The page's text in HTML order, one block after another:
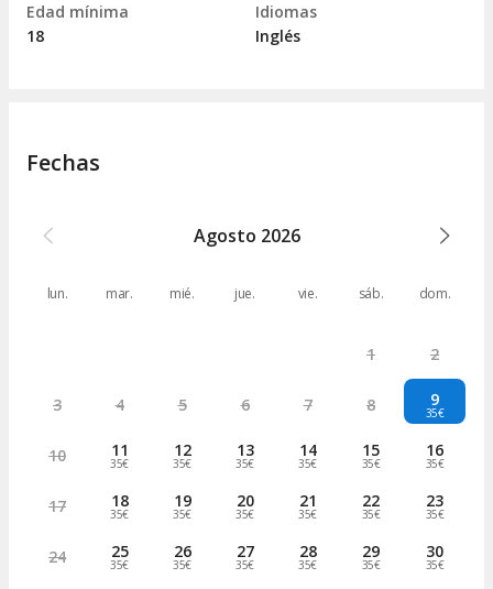
Edad mínima
18
Idiomas
Inglés
Fechas
Agosto 2026
lun. mar. mié. jue. vie. sáb. dom.
1 2
3 4 5 6 7 8 9
35€
10 11
35€
12
35€
13
35€
14
35€
15
35€
16
35€
17 18
35€
19
35€
20
35€
21
35€
22
35€
23
35€
24 25
35€
26
35€
27
35€
28
35€
29
35€
30
35€